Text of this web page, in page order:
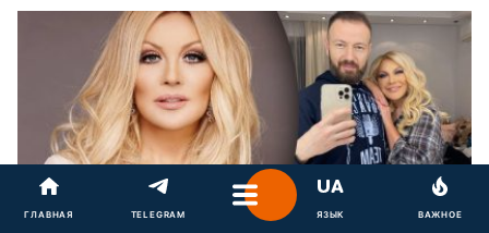
ГЛАВНАЯ TELEGRAM ЯЗЫК ВАЖНОЕ